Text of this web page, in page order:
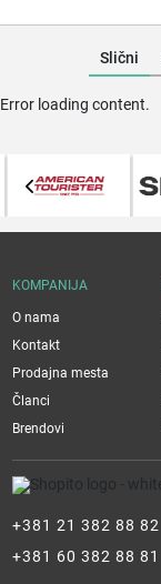
Slični
Error loading content.
+381 21 382 88 82
+381 60 382 88 81
KOMPANIJA
O nama
Kontakt
Prodajna mesta
Članci
Brendovi